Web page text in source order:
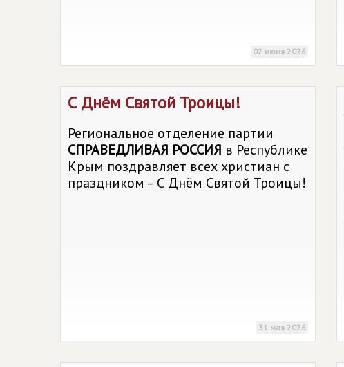
02 июня 2026
С Днём Святой Троицы!
Региональное отделение партии
СПРАВЕДЛИВАЯ РОССИЯ в Республике
Крым поздравляет всех христиан с
праздником – С Днём Святой Троицы!
31 мая 2026